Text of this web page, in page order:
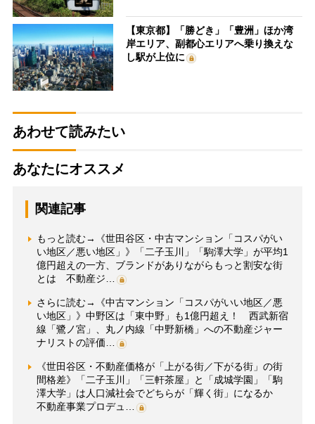
【東京都】「勝どき」「豊洲」ほか湾
岸エリア、副都心エリアへ乗り換えな
し駅が上位に
あわせて読みたい
あなたにオススメ
関連記事
もっと読む→《世田谷区・中古マンション「コスパがい
い地区／悪い地区」》「二子玉川」「駒澤大学」が平均1
億円超えの一方、ブランドがありながらもっと割安な街
とは 不動産ジ…
さらに読む→《中古マンション「コスパがいい地区／悪
い地区」》中野区は「東中野」も1億円超え！ 西武新宿
線「鷺ノ宮」、丸ノ内線「中野新橋」への不動産ジャー
ナリストの評価…
《世田谷区・不動産価格が「上がる街／下がる街」の街
間格差》「二子玉川」「三軒茶屋」と「成城学園」「駒
澤大学」は人口減社会でどちらが「輝く街」になるか
不動産事業プロデュ…